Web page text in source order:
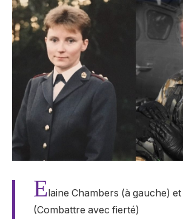
Elaine Chambers (à gauche) et
(Combattre avec fierté)